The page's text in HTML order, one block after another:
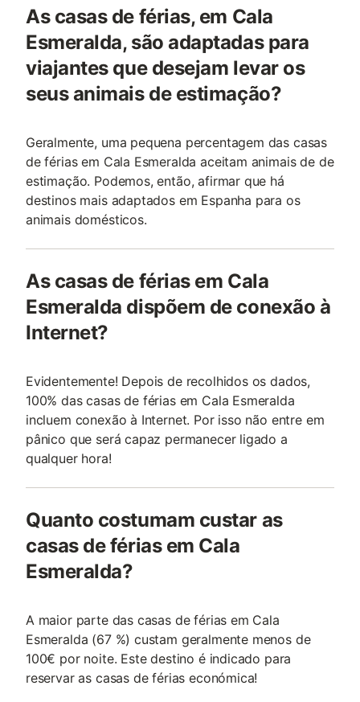
As casas de férias, em Cala
Esmeralda, são adaptadas para
viajantes que desejam levar os
seus animais de estimação?
Geralmente, uma pequena percentagem das casas
de férias em Cala Esmeralda aceitam animais de de
estimação. Podemos, então, afirmar que há
destinos mais adaptados em Espanha para os
animais domésticos.
As casas de férias em Cala
Esmeralda dispõem de conexão à
Internet?
Evidentemente! Depois de recolhidos os dados,
100% das casas de férias em Cala Esmeralda
incluem conexão à Internet. Por isso não entre em
pânico que será capaz permanecer ligado a
qualquer hora!
Quanto costumam custar as
casas de férias em Cala
Esmeralda?
A maior parte das casas de férias em Cala
Esmeralda (67 %) custam geralmente menos de
100€ por noite. Este destino é indicado para
reservar as casas de férias económica!